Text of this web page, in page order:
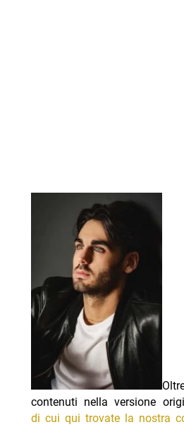
contenuti nella versione
di cui qui trovate la nostra